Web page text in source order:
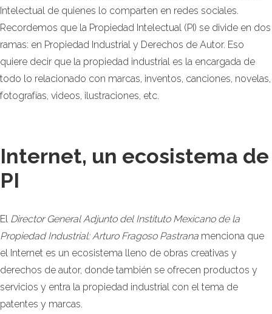
Intelectual de quienes lo comparten en redes sociales.
Recordemos que la Propiedad Intelectual (PI) se divide en dos
ramas: en Propiedad Industrial y Derechos de Autor. Eso
quiere decir que la propiedad industrial es la encargada de
todo lo relacionado con marcas, inventos, canciones, novelas,
fotografías, videos, ilustraciones, etc.
Internet, un ecosistema de
PI
El Director General Adjunto del Instituto Mexicano de la
Propiedad Industrial: Arturo Fragoso Pastrana menciona que
el Internet es un ecosistema lleno de obras creativas y
derechos de autor, donde también se ofrecen productos y
servicios y entra la propiedad industrial con el tema de
patentes y marcas.